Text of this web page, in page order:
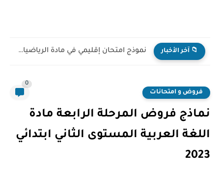
📁 آخر الأخبار نموذج امتحان إقليمي في مادة الرياضيات للمستوى السادس ابتدائي...
فروض و امتحانات
0
نماذج فروض المرحلة الرابعة مادة
اللغة العربية المستوى الثاني ابتدائي
2023